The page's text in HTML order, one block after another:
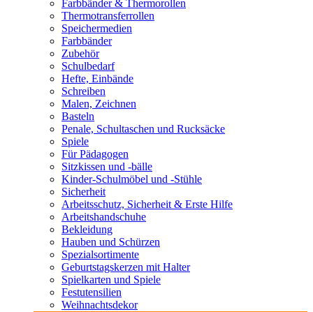
Farbbänder & Thermorollen
Thermotransferrollen
Speichermedien
Farbbänder
Zubehör
Schulbedarf
Hefte, Einbände
Schreiben
Malen, Zeichnen
Basteln
Penale, Schultaschen und Rucksäcke
Spiele
Für Pädagogen
Sitzkissen und -bälle
Kinder-Schulmöbel und -Stühle
Sicherheit
Arbeitsschutz, Sicherheit & Erste Hilfe
Arbeitshandschuhe
Bekleidung
Hauben und Schürzen
Spezialsortimente
Geburtstagskerzen mit Halter
Spielkarten und Spiele
Festutensilien
Weihnachtsdekor